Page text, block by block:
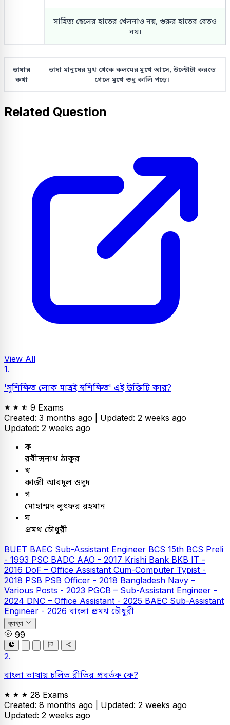
সাহিত্য ছেলের হাতের খেলনাও নয়, গুরুর হাতের বেতও
নয়।
ভাষার
কথা
ভাষা মানুষের মুখ থেকে কলমের মুখে আসে, উল্টোটা করতে
গেলে মুখে শুধু কালি পড়ে।
Related Question
View All
1.
'সুশিক্ষিত লোক মাত্রই স্বশিক্ষিত' এই উক্তিটি কার?
9 Exams
Created: 3 months ago | Updated: 2 weeks ago
Updated: 2 weeks ago
ক
রবীন্দ্রনাথ ঠাকুর
খ
কাজী আবদুল ওদুদ
গ
মোহাম্মদ লুৎফর রহমান
ঘ
প্রমথ চৌধুরী
BUET BAEC Sub-Assistant Engineer BCS 15th BCS Preli
- 1993 PSC BADC AAO - 2017 Krishi Bank BKB IT -
2016 DoF – Office Assistant Cum-Computer Typist -
2018 PSB PSB Officer - 2018 Bangladesh Navy –
Various Posts - 2023 PGCB – Sub-Assistant Engineer -
2024 DNC – Office Assistant - 2025 BAEC Sub-Assistant
Engineer - 2026 বাংলা প্রমথ চৌধুরী
ব্যাখ্যা
99
2.
বাংলা ভাষায় চলিত রীতির প্রবর্তক কে?
28 Exams
Created: 8 months ago | Updated: 2 weeks ago
Updated: 2 weeks ago